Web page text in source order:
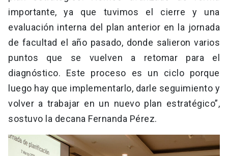
importante, ya que tuvimos el cierre y una
evaluación interna del plan anterior en la jornada
de facultad el año pasado, donde salieron varios
puntos que se vuelven a retomar para el
diagnóstico. Este proceso es un ciclo porque
luego hay que implementarlo, darle seguimiento y
volver a trabajar en un nuevo plan estratégico”,
sostuvo la decana Fernanda Pérez.